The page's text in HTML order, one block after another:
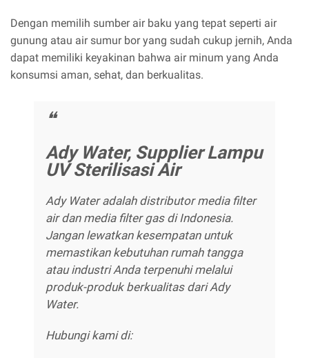
Dengan memilih sumber air baku yang tepat seperti air
gunung atau air sumur bor yang sudah cukup jernih, Anda
dapat memiliki keyakinan bahwa air minum yang Anda
konsumsi aman, sehat, dan berkualitas.
Ady Water, Supplier Lampu
UV Sterilisasi Air
Ady Water adalah distributor media filter
air dan media filter gas di Indonesia.
Jangan lewatkan kesempatan untuk
memastikan kebutuhan rumah tangga
atau industri Anda terpenuhi melalui
produk-produk berkualitas dari Ady
Water.
Hubungi kami di: